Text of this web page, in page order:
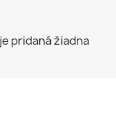
pridaná žiadna